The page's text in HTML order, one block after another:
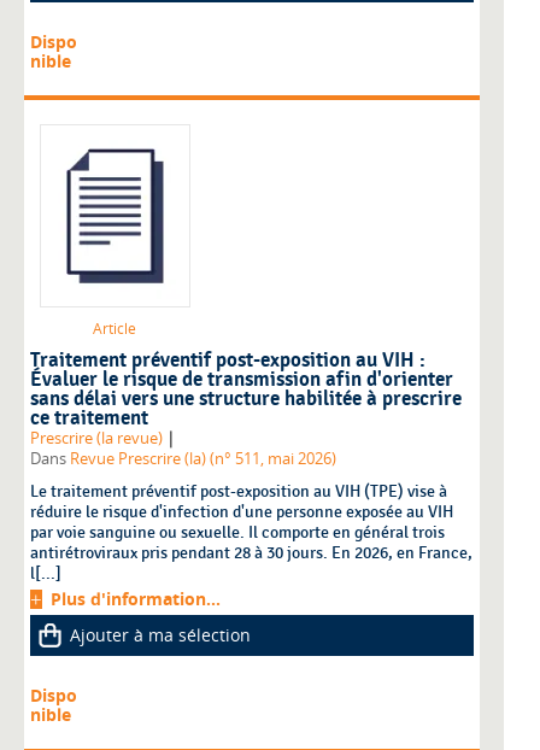
Dispo
nible
Article
Traitement préventif post-exposition au VIH :
Évaluer le risque de transmission afin d'orienter
sans délai vers une structure habilitée à prescrire
ce traitement
Prescrire (la revue) |
Dans Revue Prescrire (la) (n° 511, mai 2026)
Le traitement préventif post-exposition au VIH (TPE) vise à
réduire le risque d'infection d'une personne exposée au VIH
par voie sanguine ou sexuelle. Il comporte en général trois
antirétroviraux pris pendant 28 à 30 jours. En 2026, en France,
l[...]
Plus d'information...
Ajouter à ma sélection
Dispo
nible